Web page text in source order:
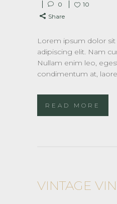
0
10
Share
Lorem ipsum dolor
adipiscing elit. Nam
Nullam enim leo,
condimentum at,
READ MORE
VINTAGE